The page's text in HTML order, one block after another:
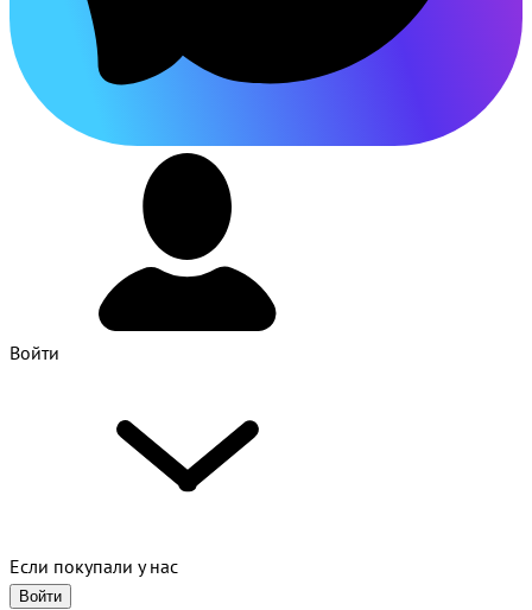
Войти
Если покупали у нас
Войти